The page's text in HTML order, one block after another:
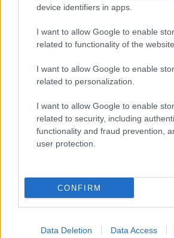
device identifiers in apps.
I want to allow Google to enable
related to functionality of the
I want to allow Google to enable
related to personalization.
I want to allow Google to enable
related to security, including
functionality and fraud prevention,
user protection.
CONFIRM
Data Deletion Data Access
Re: Takto sa rieši málo úložného
Dizajn je to nádherný, tá brezová preglejka
Ale vždy, keď…
Re: Toto je najväčší mýtus pri
vyjsť draho. Ako ho ochrániť pred
sa zbavilo zarodkov skodcov...
Najnovšie